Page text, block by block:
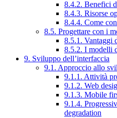
8.4.2. Benefici
8.4.3. Risorse
8.4.4. Come
8.5. Progettare con i
8.5.1. Vantaggi
8.5.2. I modelli
9. Sviluppo dell’interfaccia
9.1. Approccio allo
9.1.1. Attività
9.1.2. Web
9.1.3. Mobile
9.1.4.
degradation